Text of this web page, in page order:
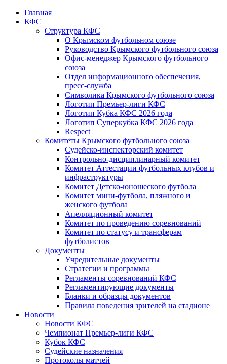
Главная
КФС
Структура КФС
О Крымском футбольном союзе
Руководство Крымского футбольного союза
Офис-менеджер Крымского футбольного
союза
Отдел информационного обеспечения,
пресс-служба
Символика Крымского футбольного союза
Логотип Премьер-лиги КФС
Логотип Кубка КФС 2026 года
Логотип Суперкубка КФС 2026 года
Respect
Комитеты Крымского футбольного союза
Судейско-инспекторский комитет
Контрольно-дисциплинарный комитет
Комитет Аттестации футбольных клубов и
инфраструктуры
Комитет Детско-юношеского футбола
Комитет мини-футбола, пляжного и
женского футбола
Апелляционный комитет
Комитет по проведению соревнований
Комитет по статусу и трансферам
футболистов
Документы
Учредительные документы
Стратегии и программы
Регламенты соревнований КФС
Регламентирующие документы
Бланки и образцы документов
Правила поведения зрителей на стадионе
Новости
Новости КФС
Чемпионат Премьер-лиги КФС
Кубок КФС
Судейские назначения
Протоколы матчей